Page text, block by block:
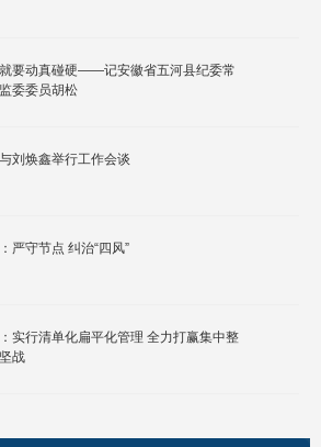
要动真碰硬——记安徽省五河县纪委常
委委员胡松
刘焕鑫举行工作会谈
严守节点 纠治“四风”
实行清单化扁平化管理 全力打赢集中整
战